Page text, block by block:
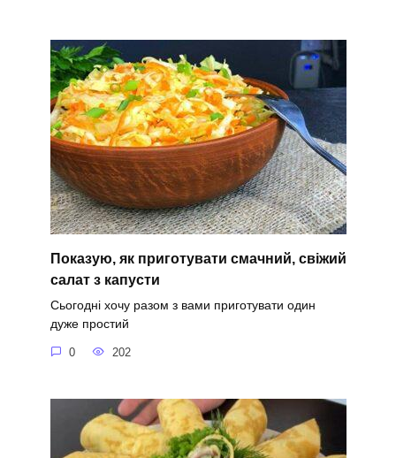
Показую, як приготувати смачний, свіжий
салат з капусти
Сьогодні хочу разом з вами приготувати один
дуже простий
0 202